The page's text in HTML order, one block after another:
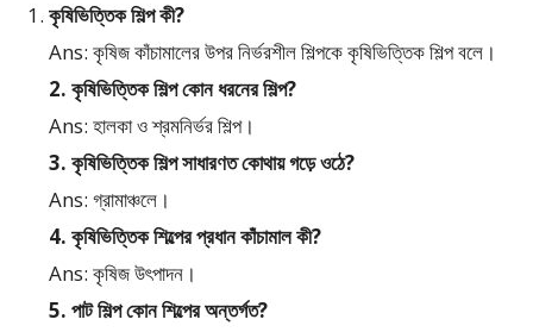
কৃষিভিত্তিক শিল্প কী?
Ans: কৃষিজ কাঁচামালের উপর নির্ভরশীল শিল্পকে কৃষিভিত্তিক শিল্প বলে।
2. কৃষিভিত্তিক শিল্প কোন ধরনের শিল্প?
Ans: হালকা ও শ্রমনির্ভর শিল্প।
3. কৃষিভিত্তিক শিল্প সাধারণত কোথায় গড়ে ওঠে?
Ans: গ্রামাঞ্চলে।
4. কৃষিভিত্তিক শিল্পের প্রধান কাঁচামাল কী?
Ans: কৃষিজ উৎপাদন।
5. পাট শিল্প কোন শিল্পের অন্তর্গত?